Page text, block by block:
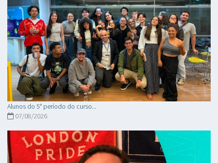
Alunos do 5° período do curso...
07/08/2026